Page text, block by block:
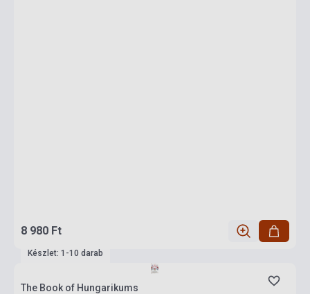
8 980 Ft
Készlet: 1-10 darab
The Book of Hungarikums